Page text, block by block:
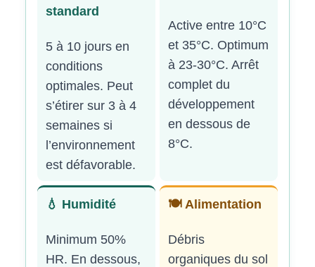
standard
5 à 10 jours en
conditions
optimales. Peut
s’étirer sur 3 à 4
semaines si
l’environnement
est défavorable.
Active entre 10°C
et 35°C. Optimum
à 23-30°C. Arrêt
complet du
développement
en dessous de
8°C.
💧 Humidité
Minimum 50%
HR. En dessous,
🍽️ Alimentation
Débris
organiques du sol